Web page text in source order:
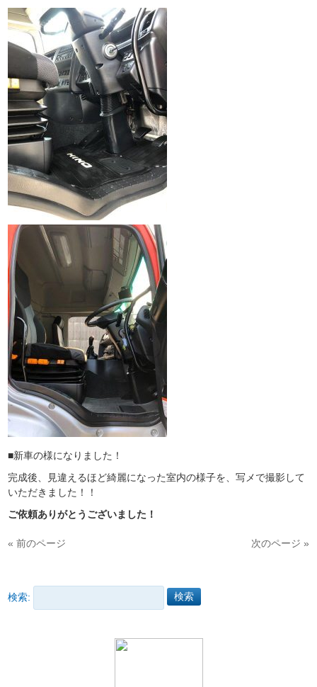
■新車の様になりました！
完成後、見違えるほど綺麗になった室内の様子を、写メで撮影して
いただきました！！
ご依頼ありがとうございました！
« 前のページ 次のページ »
検索: